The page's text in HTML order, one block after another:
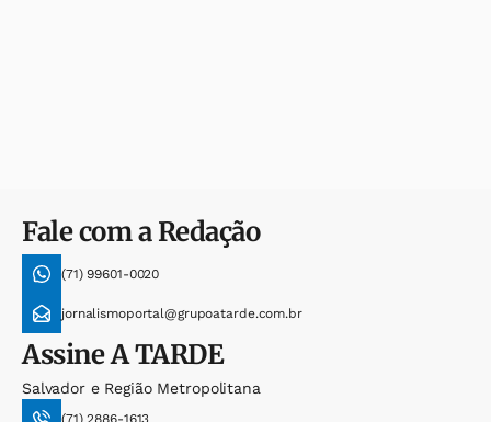
Fale com a Redação
(71) 99601-0020
jornalismoportal@grupoatarde.com.br
AssineA TARDE
Salvador e Região Metropolitana
(71) 2886-1613